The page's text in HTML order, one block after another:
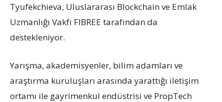
Tyufekchieva, Uluslararası Blockchain ve Emlak
Uzmanlığı Vakfı FIBREE tarafından da
destekleniyor.
Yarışma, akademisyenler, bilim adamları ve
araştırma kuruluşları arasında yarattığı iletişim
ortamı ile gayrimenkul endüstrisi ve PropTech